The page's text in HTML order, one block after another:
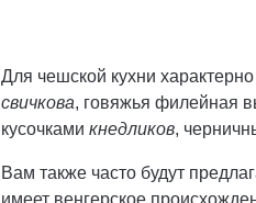
Для чешской кухни
свичкова, говяжья филейная
кусочкамикнедликов,
Вам также часто будут
имеет венгерское